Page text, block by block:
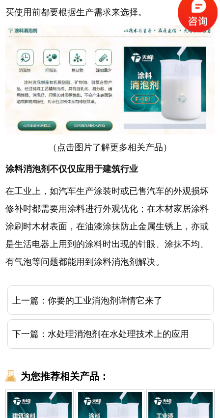
买使用前都要根据生产需求来选择。
（点击图片了解更多相关产品）
涂料消泡剂不仅仅应用于建筑行业
在工业上，如汽车生产涂装时或已售汽车的外观损坏
修补时都需要用涂料进行外观优化；在木材家居涂料
涂刷时木材表面，在油漆涂抹防止金属生锈上，亦或
是生活电器上用到的涂料时出现的针眼、涂抹不均、
有气泡等问题都能用到涂料消泡剂解决。
上一篇：你要的工业消泡剂详情它来了
下一篇：水处理消泡剂在水处理技术上的应用
为您推荐相关产品：